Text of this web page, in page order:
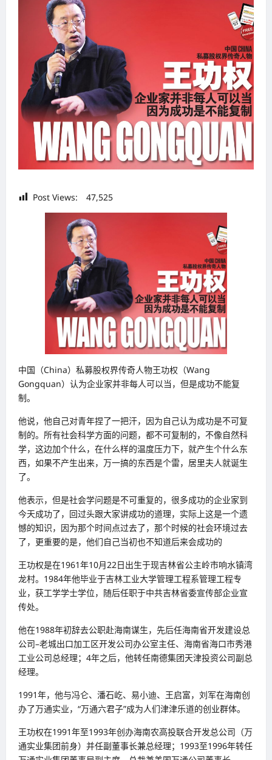
Post Views: 47,525
中国（China）私募股权界传奇人物王功权（Wang
Gongquan）认为企业家并非每人可以当，但是成功不能复
制。
他说，他自己对青年捏了一把汗，因为自己认为成功是不可复
制的。所有社会科学方面的问题，都不可复制的，不像自然科
学，这边加个什么，在什么样的温度压力下，就产生个什么东
西，如果不产生出来，万一搞的东西是个雷，居里夫人就诞生
了。
他表示，但是社会学问题是不可重复的，很多成功的企业家到
今天成功了，回过头跟大家讲成功的道理，实际上这是一个遗
憾的知识，因为那个时间点过去了，那个时候的社会环境过去
了，更重要的是，他们自己当初也不知道后来会成功的
王功权是在1961年10月22日出生于现吉林省公主岭市响水镇湾
龙村。1984年他毕业于吉林工业大学管理工程系管理工程专
业，获工学学士学位，随后任职于中共吉林省委宣传部企业宣
传处。
他在1988年初辞去公职赴海南谋生，先后任海南省开发建设总
公司–老城出口加工区开发公司办公室主任、海南省海口市秀港
工业公司总经理；4年之后，他转任南德集团天津投资公司副总
经理。
1991年，他与冯仑、潘石屹、易小迪、王启富，刘军在海南创
办了万通实业，“万通六君子”成为人们津津乐道的创业群体。
王功权在1991年至1993年创办海南农高投联合开发总公司（万
通实业集团前身）并任副董事长兼总经理；1993至1996年转任